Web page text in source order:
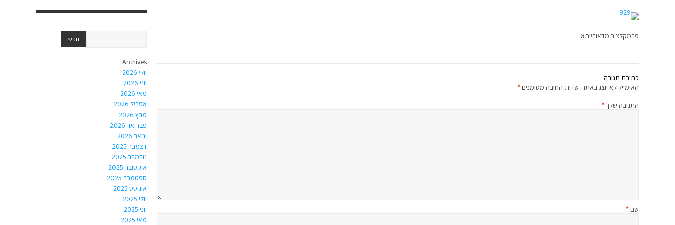
פרמקלצ'ר מדאורייתא
כתיבת תגובה
האימייל לא יוצג באתר. שדות החובה מסומנים*
התגובה שלך*
שם*
Archives
יולי 2026
יוני 2026
מאי 2026
אפריל 2026
מרץ 2026
פברואר 2026
ינואר 2026
דצמבר 2025
נובמבר 2025
אוקטובר 2025
ספטמבר 2025
אוגוסט 2025
יולי 2025
יוני 2025
מאי 2025